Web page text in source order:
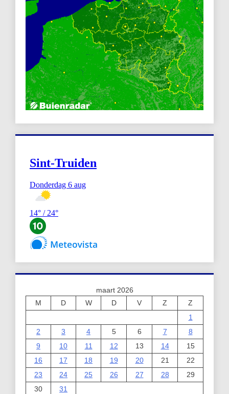
maart 2026
M
D W D V Z
Z
1
2
3 4 5 6 7
8
9
10 11 12 13 14
15
16
17 18 19 20 21
22
23
24 25 26 27 28
29
30
31